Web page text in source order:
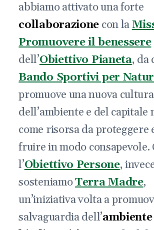
abbiamo attivato una forte
collaborazione con la
Promuovere il benessere
dell’Obiettivo Pianeta, da
Bando Sportivi per
promuove una nuova cultura
dell’ambiente e del capitale
come risorsa da proteggere
fruire in modo consapevole.
l’Obiettivo Persone,
sosteniamoTerra Madre,
un’iniziativa volta a
salvaguardia dell’ambiente